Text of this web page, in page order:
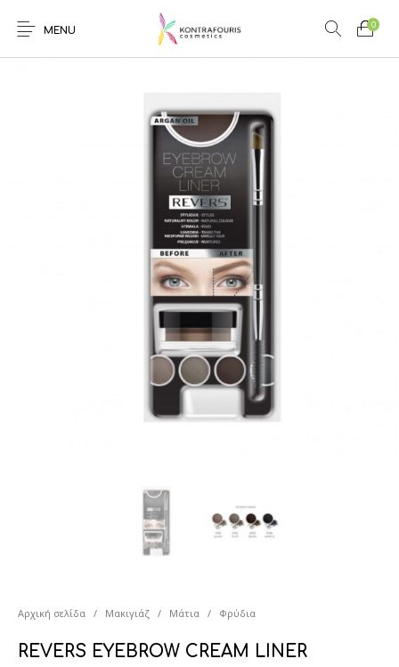
MENU
0
Αρχική σελίδα / Μακιγιάζ / Μάτια / Φρύδια
REVERS EYEBROW CREAM LINER